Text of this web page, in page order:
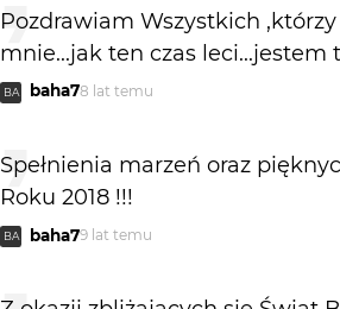
Pozdrawiam Wszystkich
BA baha78 lat temu
Spełnienia marzeń oraz
Roku 2018 !!!
BA baha79 lat temu